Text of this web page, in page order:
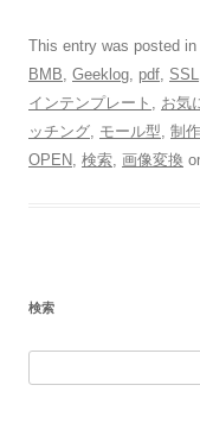
This entry was posted in
BMB, Geeklog, pdf, SSL
インテンプレート , お気
ッチング, モール型, 制
OPEN, 検索, 画像変換
検索